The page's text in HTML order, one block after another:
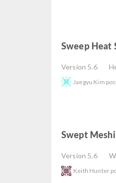
Sweep Heat
Version 5.6
Jaegyu Kim
Swept
Version 5.6
Keith Hunter